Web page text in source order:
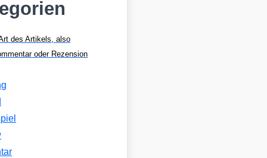
des Artikels, also
oder Rezension